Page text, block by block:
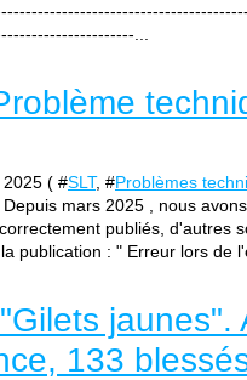
...
( #SLT, #Problèmes
mars 2025 , nous
publiés, d'autres
publication : " Erreur lors de
133